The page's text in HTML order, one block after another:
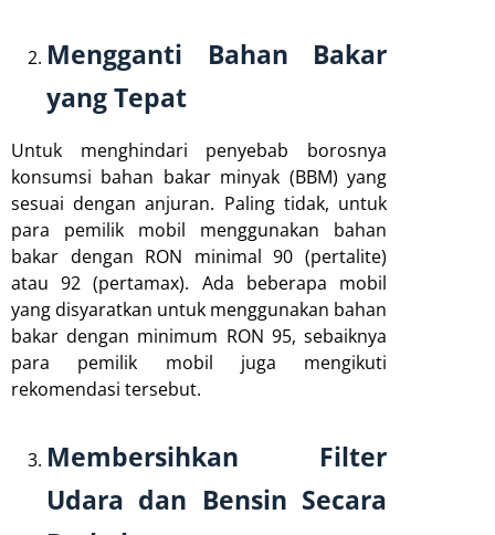
Mengganti Bahan Bakar
yang Tepat
Untuk menghindari penyebab borosnya
konsumsi bahan bakar minyak (BBM) yang
sesuai dengan anjuran. Paling tidak, untuk
para pemilik mobil menggunakan bahan
bakar dengan RON minimal 90 (pertalite)
atau 92 (pertamax). Ada beberapa mobil
yang disyaratkan untuk menggunakan bahan
bakar dengan minimum RON 95, sebaiknya
para pemilik mobil juga mengikuti
rekomendasi tersebut.
Membersihkan Filter
Udara dan Bensin Secara